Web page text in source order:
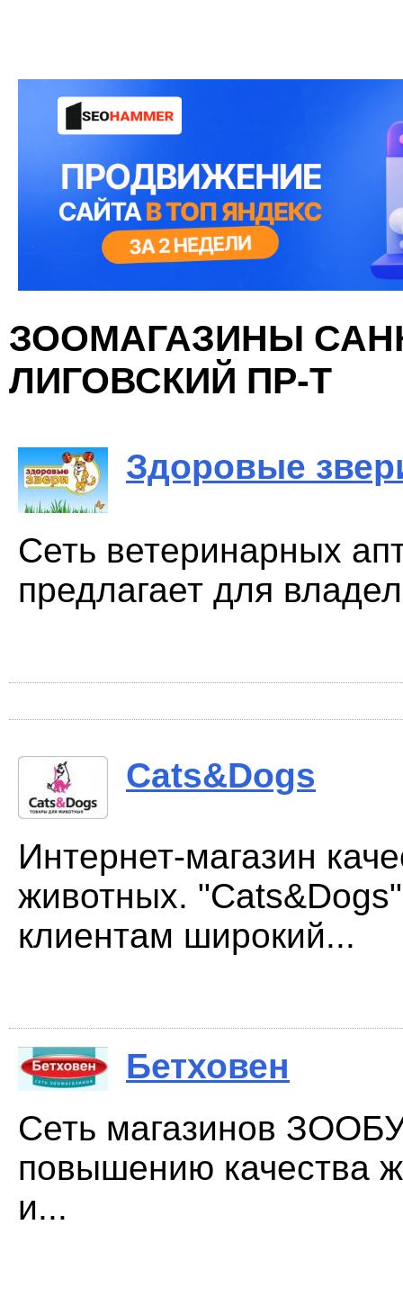
ЗООМАГАЗИНЫ
ЛИГОВСКИЙ ПР-Т
Здоровые
Сеть ветеринарных
предлагает для
Cats&Dogs
Интернет-магазин
животных.
клиентам широкий...
Бетховен
Сеть магазинов
повышению качества
и...